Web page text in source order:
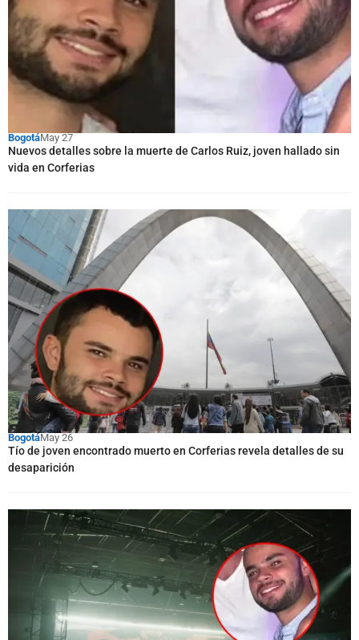
BogotáMay 27
Nuevos detalles sobre la muerte de Carlos Ruiz, joven hallado sin
vida en Corferias
BogotáMay 26
Tío de joven encontrado muerto en Corferias revela detalles de su
desaparición